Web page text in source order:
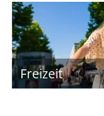
Freizeit